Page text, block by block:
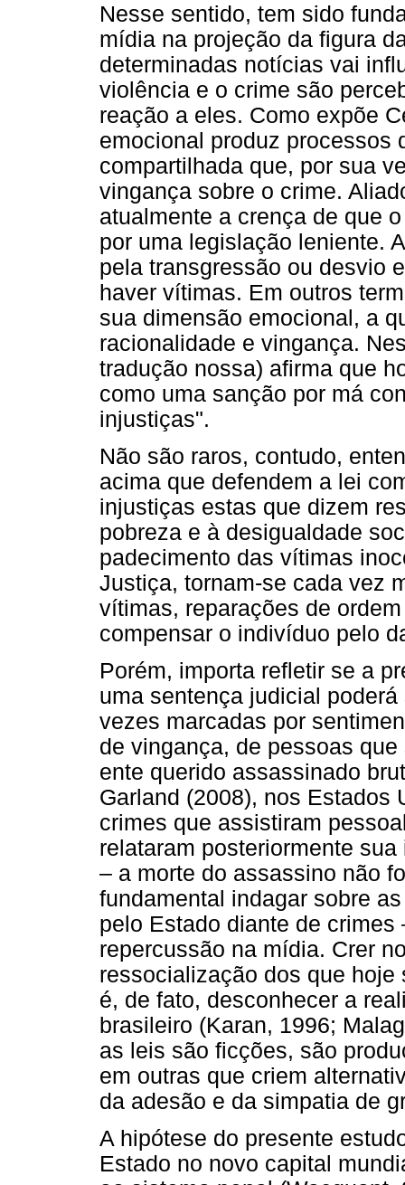
Nesse sentido, tem sido
mídia na projeção da figura
determinadas notícias vai
violência e o crime são
reação a eles. Como expõe
emocional produz processos
compartilhada que, por sua
vingança sobre o crime.
atualmente a crença de que
por uma legislação leniente.
pela transgressão ou desvio
haver vítimas. Em outros
sua dimensão emocional, a
racionalidade e vingança.
tradução nossa) afirma que
como uma sanção por má
injustiças".
Não são raros, contudo,
acima que defendem a lei
injustiças estas que dizem
pobreza e à desigualdade
padecimento das vítimas
Justiça, tornam-se cada vez
vítimas, reparações de
compensar o indivíduo pelo
Porém, importa refletir se a
uma sentença judicial
vezes marcadas por
de vingança, de pessoas
ente querido assassinado
Garland (2008), nos Estados
crimes que assistiram
relataram posteriormente
– a morte do assassino não
fundamental indagar sobre
pelo Estado diante de
repercussão na mídia. Crer
ressocialização dos que
é, de fato, desconhecer a
brasileiro (Karan, 1996;
as leis são ficções, são
em outras que criem
da adesão e da simpatia de
A hipótese do presente
Estado no novo capital